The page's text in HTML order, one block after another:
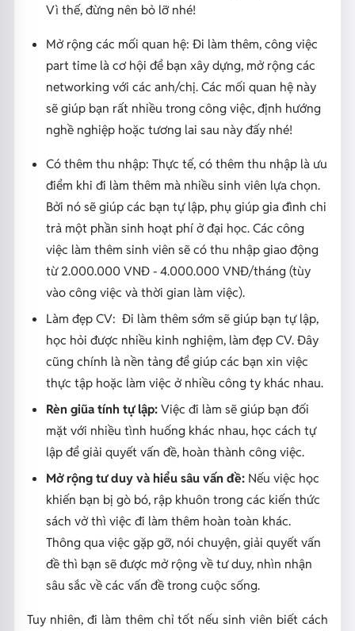
Vì thế, đừng nên bỏ lỡ nhé!
Mở rộng các mối quan hệ: Đi làm thêm, công việc
part time là cơ hội để bạn xây dựng, mở rộng các
networking với các anh/chị. Các mối quan hệ này
sẽ giúp bạn rất nhiều trong công việc, định hướng
nghề nghiệp hoặc tương lai sau này đấy nhé!
Có thêm thu nhập: Thực tế, có thêm thu nhập là ưu
điểm khi đi làm thêm mà nhiều sinh viên lựa chọn.
Bởi nó sẽ giúp các bạn tự lập, phụ giúp gia đình chi
trả một phần sinh hoạt phí ở đại học. Các công
việc làm thêm sinh viên sẽ có thu nhập giao động
từ 2.000.000 VNĐ - 4.000.000 VNĐ/tháng (tùy
vào công việc và thời gian làm việc).
Làm đẹp CV: Đi làm thêm sớm sẽ giúp bạn tự lập,
học hỏi được nhiều kinh nghiệm, làm đẹp CV. Đây
cũng chính là nền tảng để giúp các bạn xin việc
thực tập hoặc làm việc ở nhiều công ty khác nhau.
Rèn giũa tính tự lập:Việc đi làm sẽ giúp bạn đối
mặt với nhiều tình huống khác nhau, học cách tự
lập để giải quyết vấn đề, hoàn thành công việc.
Mở rộng tư duy và hiểu sâu vấn đề: Nếu việc học
khiến bạn bị gò bó, rập khuôn trong các kiến thức
sách vở thì việc đi làm thêm hoàn toàn khác.
Thông qua việc gặp gỡ, nói chuyện, giải quyết vấn
đề thì bạn sẽ được mở rộng về tư duy, nhìn nhận
sâu sắc về các vấn đề trong cuộc sống.
Tuy nhiên, đi làm thêm chỉ tốt nếu sinh viên biết cách